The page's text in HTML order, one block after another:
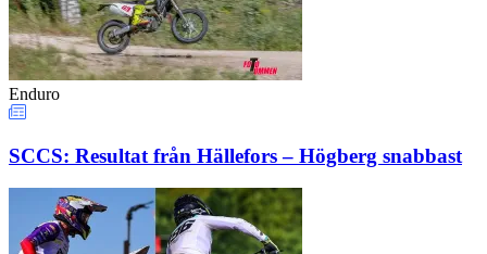
Enduro
SCCS: Resultat från Hällefors – Högberg snabbast